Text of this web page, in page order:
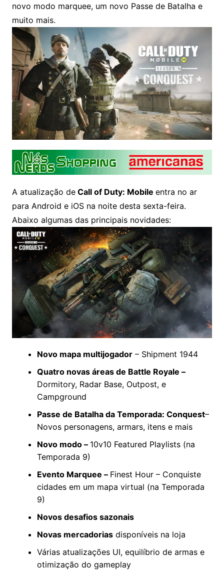
novo modo marquee, um novo Passe de Batalha e
muito mais.
A atualização deCall of Duty: Mobile entra no ar
para Android e iOS na noite desta sexta-feira.
Abaixo algumas das principais novidades:
Novo mapa multijogador– Shipment 1944
Quatro novas áreas de Battle Royale –
Dormitory, Radar Base, Outpost, e
Campground
Passe de Batalha da Temporada: Conquest–
Novos personagens, armars, itens e mais
Novo modo – 10v10 Featured Playlists (na
Temporada 9)
Evento Marquee – Finest Hour – Conquiste
cidades em um mapa virtual (na Temporada
9)
Novos desafios sazonais
Novas mercadoriasdisponíveis na loja
Várias atualizações UI, equilíbrio de armas e
otimização do gameplay